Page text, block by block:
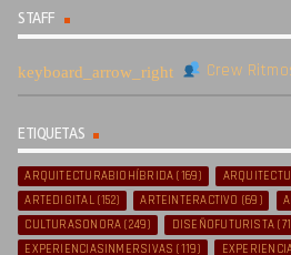
STAFF
Crew
ETIQUETAS
ARQUITECTURABIOHÍBRIDA (169)
ARTEDIGITAL(152) ARTEINTERACTIVO (69)
CULTURASONORA (249) DISEÑOFUTURISTA
EXPERIENCIASINMERSIVAS (119)